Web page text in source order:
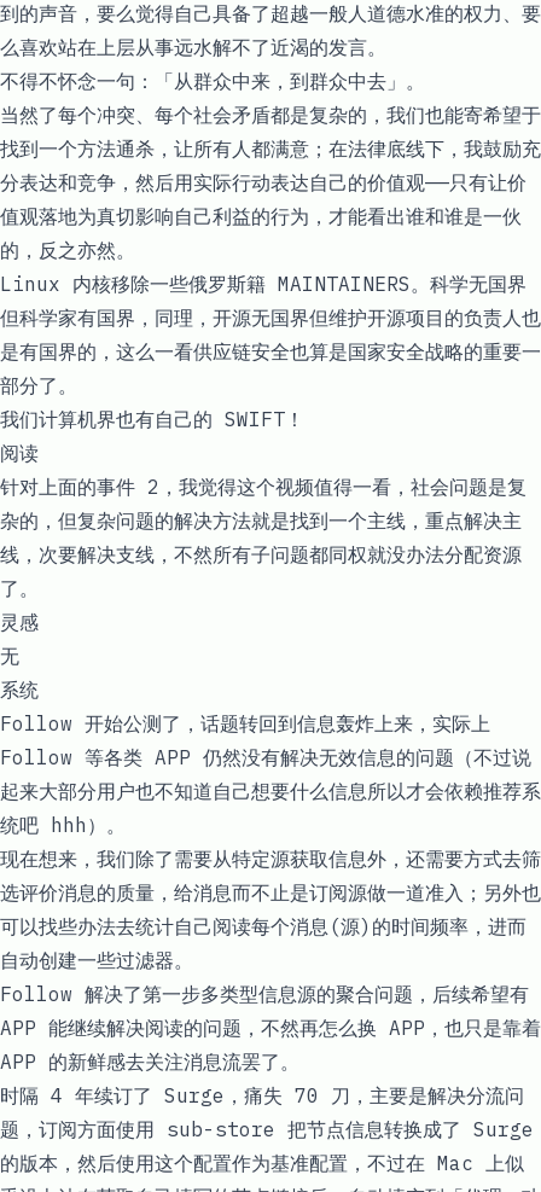
到的声音，要么觉得自己具备了超越一般人道德水准的权力、要
么喜欢站在上层从事远水解不了近渴的发言。
不得不怀念一句：「从群众中来，到群众中去」。
当然了每个冲突、每个社会矛盾都是复杂的，我们也能寄希望于
找到一个方法通杀，让所有人都满意；在法律底线下，我鼓励充
分表达和竞争，然后用实际行动表达自己的价值观——只有让价
值观落地为真切影响自己利益的行为，才能看出谁和谁是一伙
的，反之亦然。
Linux 内核移除一些俄罗斯籍 MAINTAINERS。科学无国界
但科学家有国界，同理，开源无国界但维护开源项目的负责人也
是有国界的，这么一看供应链安全也算是国家安全战略的重要一
部分了。
我们计算机界也有自己的 SWIFT！
阅读
针对上面的事件 2，我觉得这个视频值得一看，社会问题是复
杂的，但复杂问题的解决方法就是找到一个主线，重点解决主
线，次要解决支线，不然所有子问题都同权就没办法分配资源
了。
灵感
无
系统
Follow 开始公测了，话题转回到信息轰炸上来，实际上
Follow 等各类 APP 仍然没有解决无效信息的问题（不过说
起来大部分用户也不知道自己想要什么信息所以才会依赖推荐系
统吧 hhh）。
现在想来，我们除了需要从特定源获取信息外，还需要方式去筛
选评价消息的质量，给消息而不止是订阅源做一道准入；另外也
可以找些办法去统计自己阅读每个消息(源)的时间频率，进而
自动创建一些过滤器。
Follow 解决了第一步多类型信息源的聚合问题，后续希望有
APP 能继续解决阅读的问题，不然再怎么换 APP，也只是靠着
APP 的新鲜感去关注消息流罢了。
时隔 4 年续订了 Surge，痛失 70 刀，主要是解决分流问
题，订阅方面使用 sub-store 把节点信息转换成了 Surge
的版本，然后使用这个配置作为基准配置，不过在 Mac 上似